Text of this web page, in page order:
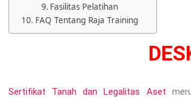
Fasilitas Pelatihan
FAQ Tentang Raja Training
Sertifikat Tanah dan Legalitas Aset